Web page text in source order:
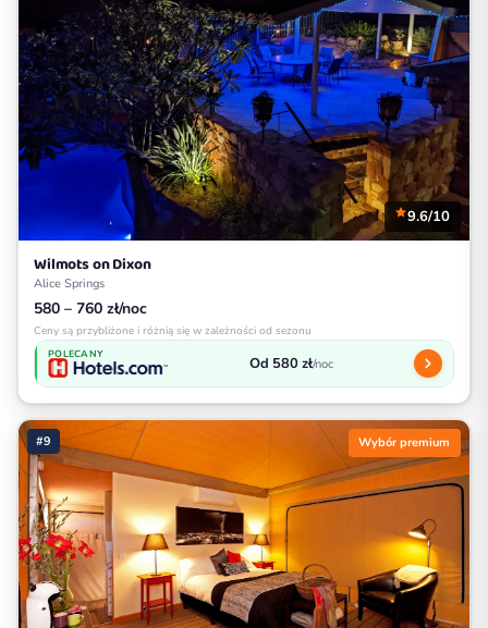
9.6/10
Wilmots on Dixon
Alice Springs
580 – 760 zł/noc
Ceny są przybliżone i różnią się w zależności od sezonu
POLECANY Od 580 zł/noc
#9 Wybór premium